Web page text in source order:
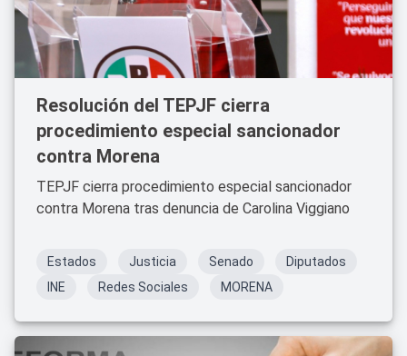
Resolución del TEPJF cierra
procedimiento especial sancionador
contra Morena
TEPJF cierra procedimiento especial sancionador
contra Morena tras denuncia de Carolina Viggiano
Estados Justicia Senado
Diputados
INE
Redes Sociales MORENA